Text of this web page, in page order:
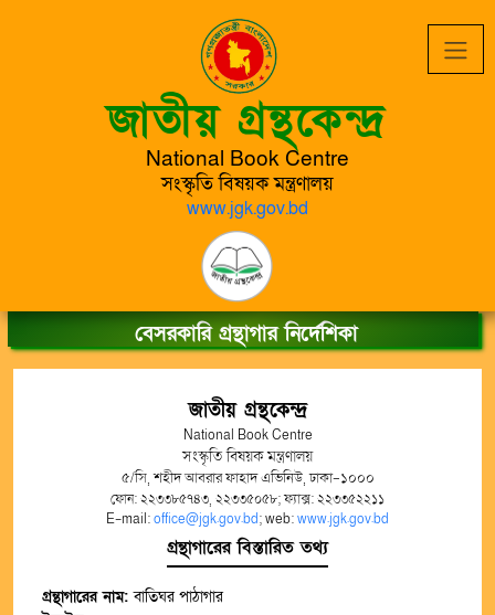
জাতীয় গ্রন্থকেন্দ্র
National Book Centre
সংস্কৃতি বিষয়ক মন্ত্রণালয়
www.jgk.gov.bd
বেসরকারি গ্রন্থাগার নির্দেশিকা
জাতীয় গ্রন্থকেন্দ্র
National Book Centre
সংস্কৃতি বিষয়ক মন্ত্রণালয়
৫/সি, শহীদ আবরার ফাহাদ এভিনিউ, ঢাকা-১০০০
ফোন: ২২৩৩৮৫৭৪৩, ২২৩৩৫০৫৮; ফ্যাক্স: ২২৩৩৫২২১১
E-mail:office@jgk.gov.bd; web:www.jgk.gov.bd
গ্রন্থাগারের বিস্তারিত তথ্য
গ্রন্থাগারের নাম:বাতিঘর পাঠাগার